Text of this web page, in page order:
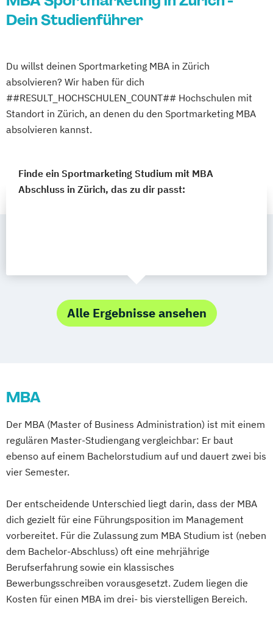
Dein Studienführer
Du willst deinen Sportmarketing MBA in Zürich
absolvieren? Wir haben für dich
##RESULT_HOCHSCHULEN_COUNT## Hochschulen mit
Standort in Zürich, an denen du den Sportmarketing MBA
absolvieren kannst.
Finde ein Sportmarketing Studium mit MBA
Abschluss in Zürich, das zu dir passt:
Alle Ergebnisse ansehen
MBA
Der MBA (Master of Business Administration) ist mit einem
regulären Master-Studiengang vergleichbar: Er baut
ebenso auf einem Bachelorstudium auf und dauert zwei bis
vier Semester.
Der entscheidende Unterschied liegt darin, dass der MBA
dich gezielt für eine Führungsposition im Management
vorbereitet. Für die Zulassung zum MBA Studium ist (neben
dem Bachelor-Abschluss) oft eine mehrjährige
Berufserfahrung sowie ein klassisches
Bewerbungsschreiben vorausgesetzt. Zudem liegen die
Kosten für einen MBA im drei- bis vierstelligen Bereich.